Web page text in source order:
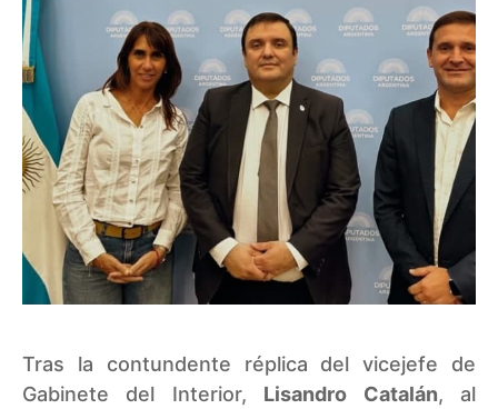
Tras la contundente réplica del vicejefe de
Gabinete del Interior, Lisandro Catalán, al